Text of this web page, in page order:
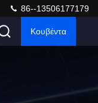
86--13506177179
Κουβέντα